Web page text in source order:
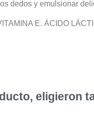
dedos y emulsionar
E. ÁCIDO
eligieron